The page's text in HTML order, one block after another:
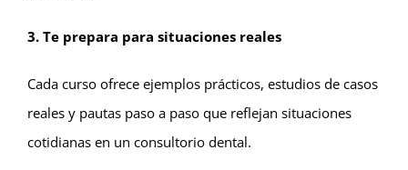
3. Te prepara para situaciones reales
Cada curso ofrece ejemplos prácticos, estudios de casos
reales y pautas paso a paso que reflejan situaciones
cotidianas en un consultorio dental.